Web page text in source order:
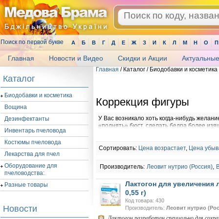
Поиск по первой букве А Б В Г Д Е Ж З И К Л М Н О П
Главная Новости и Видео Скидки и Акции
Каталог
Биодобавки и косметика
Вощина
Дезинфектанты
Инвентарь пчеловода
Костюмы пчеловода
Лекарства для пчел
Оборудование для
пчеловодства:
Разные товары
Новости
Главная / Каталог / Биодобавки и косметика
Коррекция фигуры
У Вас возникало хоть когда-нибудь
«поднять» бюст, сделать бедра более
коррекция фигуры – это длительный путь
Сохранение красоты и молодости
секрет, что сегодня главным
и проблемы с лишним весом
помощьюметодов коррекции фигуры
Одним из способов коррекции фигуры
клиниках разработаныметоды
Сортировать: Цена возрастает, Цена
Производитель: Леовит нутрио (Россия),
Лактогон для увеличения
0,55 г)
Код товара: 430
Производитель: Леовит нутрио
Лактогон разработан специально для